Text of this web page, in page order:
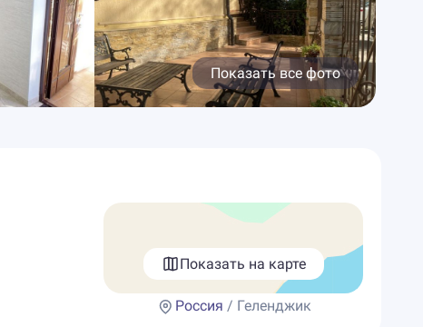
Показать все фото
Показать на карте
Россия / Геленджик